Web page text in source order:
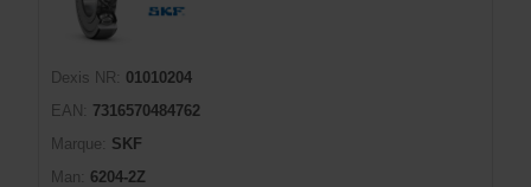
Dexis NR:
01010204
EAN:
7316570484762
Marque:
SKF
Man:
6204-2Z